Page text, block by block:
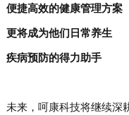
便捷高效的健康管理方案
更将成为他们日常养生
疾病预防的得力助手
未来，呵康科技将继续深